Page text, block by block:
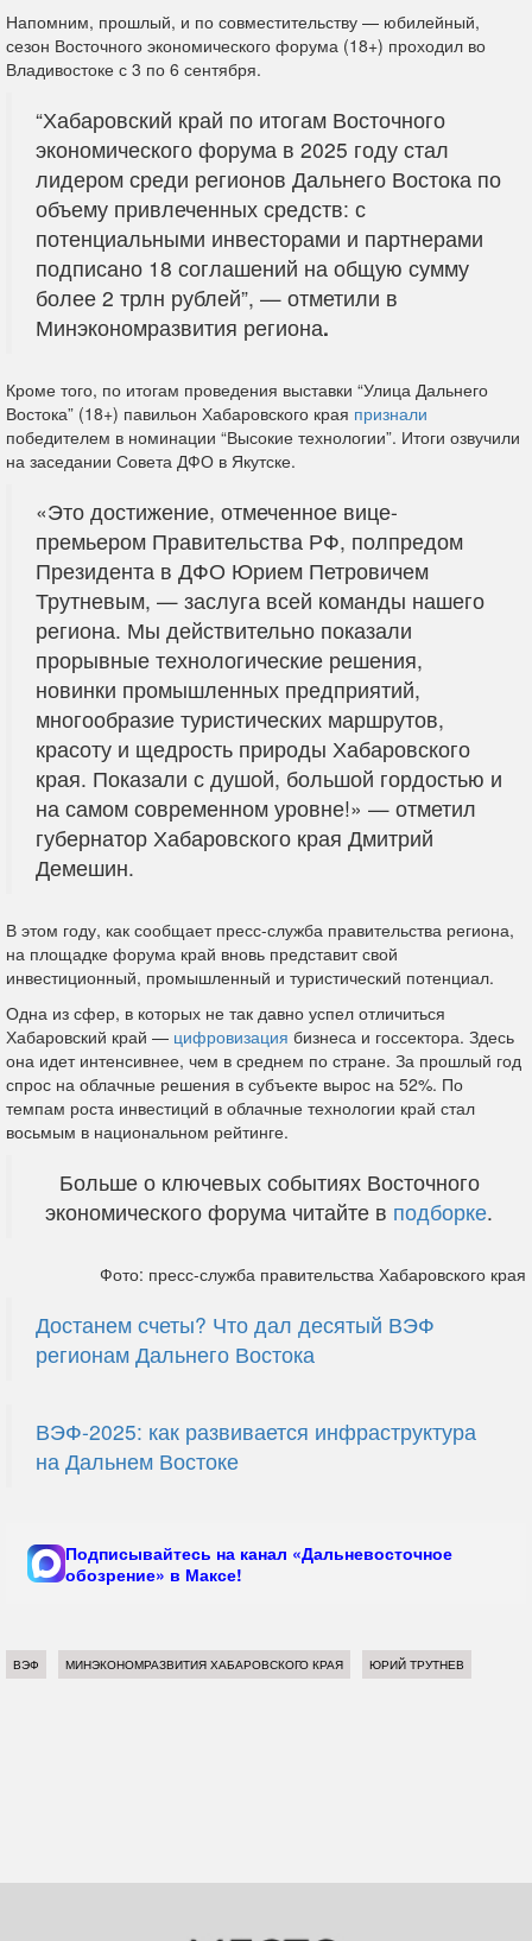
Напомним, прошлый, и по совместительству — юбилейный,
сезон Восточного экономического форума (18+) проходил во
Владивостоке с 3 по 6 сентября.
“Хабаровский край по итогам Восточного
экономического форума в 2025 году стал
лидером среди регионов Дальнего Востока по
объему привлеченных средств: с
потенциальными инвесторами и партнерами
подписано 18 соглашений на общую сумму
более 2 трлн рублей”, — отметили в
Минэкономразвития региона.
Кроме того, по итогам проведения выставки “Улица Дальнего
Востока” (18+) павильон Хабаровского края признали
победителем в номинации “Высокие технологии”. Итоги озвучили
на заседании Совета ДФО в Якутске.
«Это достижение, отмеченное вице-
премьером Правительства РФ, полпредом
Президента в ДФО Юрием Петровичем
Трутневым, — заслуга всей команды нашего
региона. Мы действительно показали
прорывные технологические решения,
новинки промышленных предприятий,
многообразие туристических маршрутов,
красоту и щедрость природы Хабаровского
края. Показали с душой, большой гордостью и
на самом современном уровне!» — отметил
губернатор Хабаровского края Дмитрий
Демешин.
В этом году, как сообщает пресс-служба правительства региона,
на площадке форума край вновь представит свой
инвестиционный, промышленный и туристический потенциал.
Одна из сфер, в которых не так давно успел отличиться
Хабаровский край — цифровизация бизнеса и госсектора. Здесь
она идет интенсивнее, чем в среднем по стране. За прошлый год
спрос на облачные решения в субъекте вырос на 52%. По
темпам роста инвестиций в облачные технологии край стал
восьмым в национальном рейтинге.
Больше о ключевых событиях Восточного
экономического форума читайте в подборке.
Фото: пресс-служба правительства Хабаровского края
Достанем счеты? Что дал десятый ВЭФ
регионам Дальнего Востока
ВЭФ-2025: как развивается инфраструктура
на Дальнем Востоке
Подписывайтесь на канал «Дальневосточное
обозрение» в Максе!
ВЭФ МИНЭКОНОМРАЗВИТИЯ ХАБАРОВСКОГО КРАЯ ЮРИЙ ТРУТНЕВ